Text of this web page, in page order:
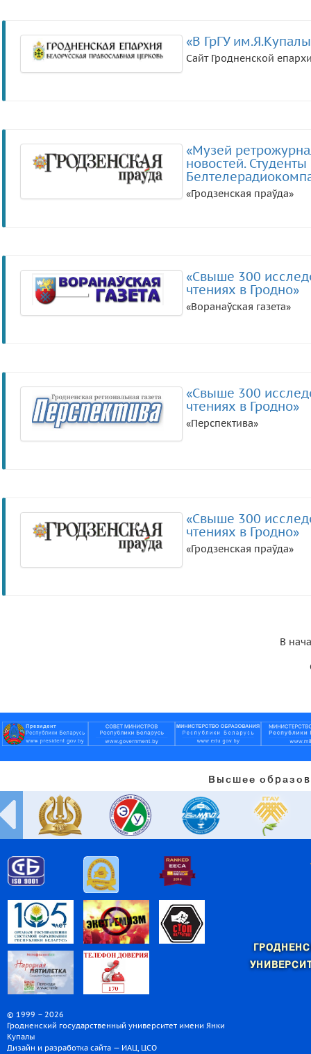
«В ГрГУ
Сайт Гродненской
«Музей
новостей.
«Гродзенская праўда»
«Свыше 300
чтениях в Гродно»
«Воранаўская газета»
«Свыше 300
чтениях в Гродно»
«Перспектива»
«Свыше 300
чтениях в Гродно»
«Гродзенская праўда»
В
Высшее
© 1999 – 2026
Гродненский государственный университет имени Янки
Купалы
Дизайн и разработка сайта — ИАЦ, ЦСО